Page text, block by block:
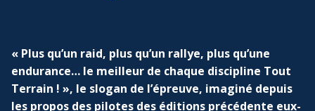
« Plus qu’un raid, plus qu’un rallye, plus qu’une
endurance… le meilleur de chaque discipline Tout
Terrain ! », le slogan de l’épreuve, imaginé depuis
les propos des pilotes des éditions précédente eux-